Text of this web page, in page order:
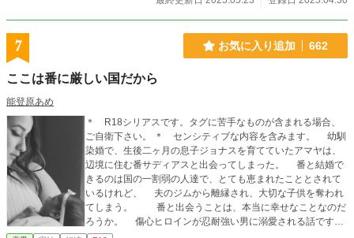
7 お気に入り追加 662
ここは番に厳しい国だから
能登原あめ
＊ R18シリアスです。タグに苦手なものが含まれる場合、
ご自衛下さい。 ＊ センシティブな内容を含みます。 幼馴
染婚で、生後二ヶ月の息子ジョナスを育てていたアマヤは、
辺境に住む番サディアスと出会ってしまった。 番と結婚で
きるのは国の一割弱の人達で、とても恵まれたこととされて
いるけれど、 夫のジムから離縁され、大切な子供を奪われ
てしまう。 番と出会うことは、本当に幸せなことなのだ
ろうか。 傷心ヒロインが忍耐強い男に溺愛される話です
が、 終盤まで重たい不条理な話なので、合わないと思った